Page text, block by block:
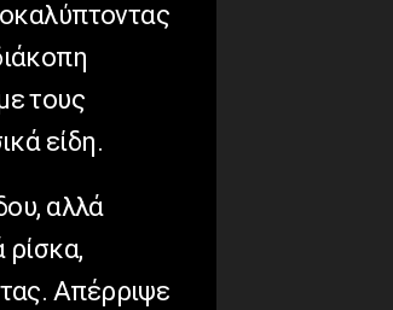
τους
είδη.
αλλά
ρίσκα,
Απέρριψε